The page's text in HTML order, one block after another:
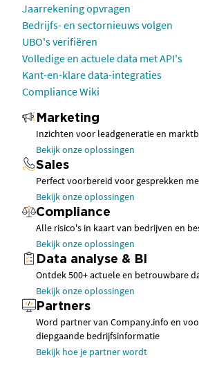
Jaarrekening opvragen
Bedrijfs- en sectornieuws volgen
UBO's verifiëren
Volledige en actuele data met API's
Kant-en-klare data-integraties
Compliance Wiki
Marketing
Inzichten voor leadgeneratie en
Bekijk onze oplossingen
Sales
Perfect voorbereid voor gesprekken
Bekijk onze oplossingen
Compliance
Alle risico's in kaart van bedrijven en
Bekijk onze oplossingen
Data analyse & BI
Ontdek 500+ actuele en betrouwbare
Bekijk onze oplossingen
Partners
Word partner van Company.info en
diepgaande bedrijfsinformatie
Bekijk hoe je partner wordt